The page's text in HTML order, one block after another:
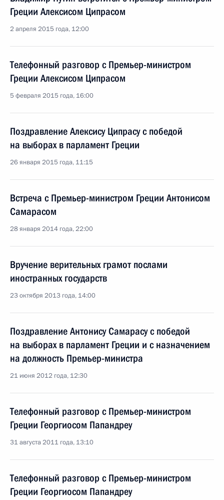
Греции Алексисом Ципрасом
2 апреля 2015 года, 12:00
Телефонный разговор с Премьер-министром
Греции Алексисом Ципрасом
5 февраля 2015 года, 16:00
Поздравление Алексису Ципрасу с победой
на выборах в парламент Греции
26 января 2015 года, 11:15
Встреча с Премьер-министром Греции Антонисом
Самарасом
28 января 2014 года, 22:00
Вручение верительных грамот послами
иностранных государств
23 октября 2013 года, 14:00
Поздравление Антонису Самарасу с победой
на выборах в парламент Греции и с назначением
на должность Премьер-министра
21 июня 2012 года, 12:30
Телефонный разговор с Премьер-министром
Греции Георгиосом Папандреу
31 августа 2011 года, 13:10
Телефонный разговор с Премьер-министром
Греции Георгиосом Папандреу